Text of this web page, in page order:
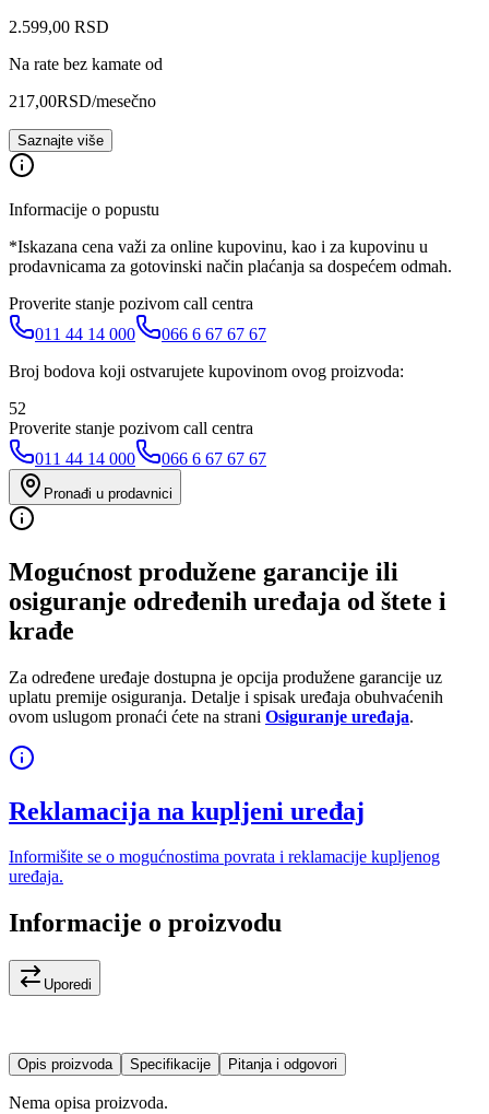
2.599,00 RSD
Na rate bez kamate od
217,00RSD/mesečno
Saznajte više
Informacije o popustu
*Iskazana cena važi za online kupovinu, kao i za kupovinu u
prodavnicama za gotovinski način plaćanja sa dospećem odmah.
Proverite stanje pozivom call centra
011 44 14 000
066 6 67 67 67
Broj bodova koji ostvarujete kupovinom ovog proizvoda:
52
Proverite stanje pozivom call centra
011 44 14 000
066 6 67 67 67
Pronađi u prodavnici
Mogućnost produžene garancije ili
osiguranje određenih uređaja od štete i
krađe
Za određene uređaje dostupna je opcija produžene garancije uz
uplatu premije osiguranja. Detalje i spisak uređaja obuhvaćenih
ovom uslugom pronaći ćete na strani Osiguranje uređaja.
Reklamacija na kupljeni uređaj
Informišite se o mogućnostima povrata i reklamacije kupljenog
uređaja.
Informacije o proizvodu
Uporedi
Opis proizvoda Specifikacije Pitanja i odgovori
Nema opisa proizvoda.